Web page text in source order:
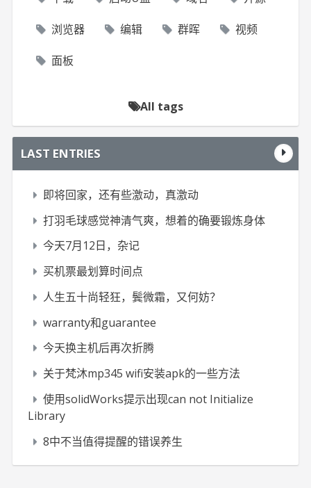
浏览器 编辑 群晖 视频
面板
All tags
LAST ENTRIES
即将回家，还有些激动，真激动
打羽毛球感觉神清气爽，想着的确要锻炼身体
今天7月12日，杂记
买机票最划算时间点
人生五十尚轻狂，鬓微霜，又何妨？
warranty和guarantee
今天换主机后再次折腾
关于梵沐mp345 wifi安装apk的一些方法
使用solidWorks提示出现can not Initialize
Library
8中不当值得提醒的错误养生